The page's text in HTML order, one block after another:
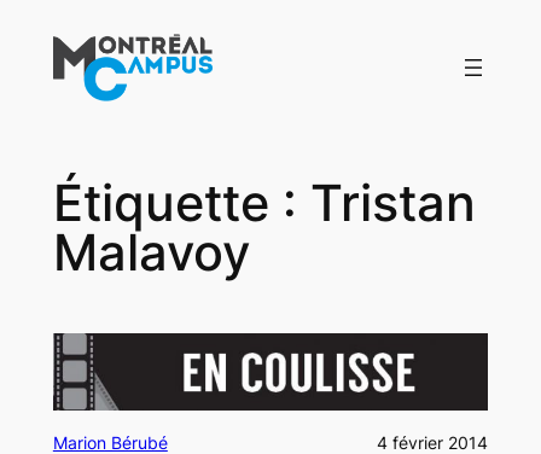
contenu
Étiquette : Tristan
Malavoy
Marion Bérubé 4 février 2014